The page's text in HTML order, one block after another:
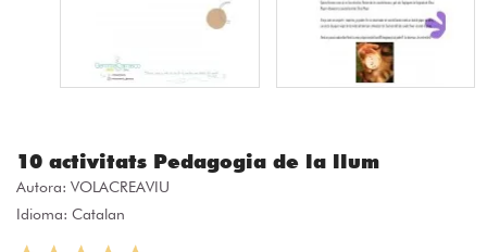
10 activitats Pedagogia de la llum
Autora: VOLACREAVIU
Idioma: Catalan